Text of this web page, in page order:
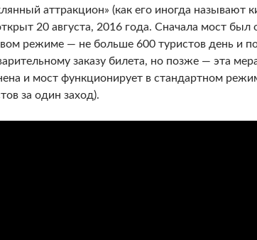
аттракцион» (как его иногда называют
20 августа, 2016 года. Сначала мост был
режиме — не больше 600 туристов день и
заказу билета, но позже — эта
и мост функционирует в стандартном
за один заход).